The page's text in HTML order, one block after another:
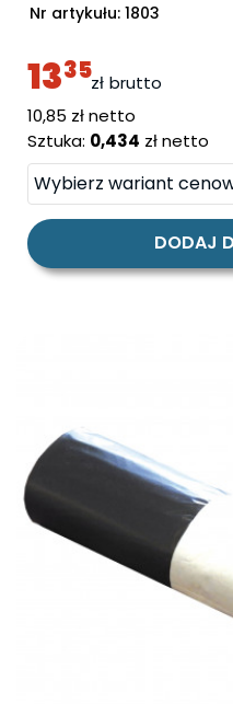
Nr artykułu: 1803
1335zł brutto
cena
10,85 zł netto
Sztuka: 0,434 zł netto
DODAJ